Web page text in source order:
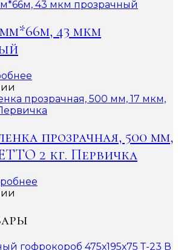
43 мкм
прозрачная, 500 мм,
2 кг. Первичка